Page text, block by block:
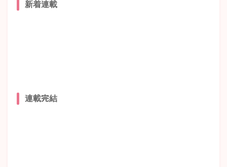
新着連載
連載完結